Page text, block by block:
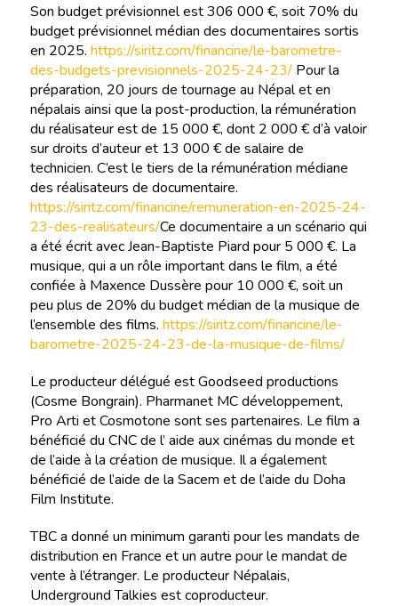
Son budget prévisionnel est 306 000 €, soit 70% du
budget prévisionnel médian des documentaires sortis
en 2025. https://siritz.com/financine/le-barometre-
des-budgets-previsionnels-2025-24-23/Pour la
préparation, 20 jours de tournage au Népal et en
népalais ainsi que la post-production, la rémunération
du réalisateur est de 15 000 €, dont 2 000 € d’à valoir
sur droits d’auteur et 13 000 € de salaire de
technicien. C’est le tiers de la rémunération médiane
des réalisateurs de documentaire.
https://siritz.com/financine/remuneration-en-2025-24-
23-des-realisateurs/Ce documentaire a un scénario qui
a été écrit avec Jean-Baptiste Piard pour 5 000 €. La
musique, qui a un rôle important dans le film, a été
confiée à Maxence Dussère pour 10 000 €, soit un
peu plus de 20% du budget médian de la musique de
l’ensemble des films. https://siritz.com/financine/le-
barometre-2025-24-23-de-la-musique-de-films/
Le producteur délégué est Goodseed productions
(Cosme Bongrain). Pharmanet MC développement,
Pro Arti et Cosmotone sont ses partenaires. Le film a
bénéficié du CNC de l’ aide aux cinémas du monde et
de l’aide à la création de musique. Il a également
bénéficié de l’aide de la Sacem et de l’aide du Doha
Film Institute.
TBC a donné un minimum garanti pour les mandats de
distribution en France et un autre pour le mandat de
vente à l’étranger. Le producteur Népalais,
Underground Talkies est coproducteur.